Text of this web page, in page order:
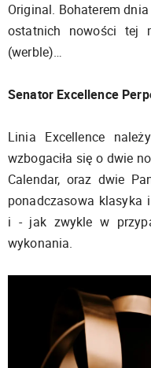
Original. Bohaterem
ostatnich nowości tej
(werble)…
Senator Excellence
Linia Excellence
wzbogaciła się o dwie
Calendar, oraz dwie
ponadczasowa klasyka
i - jak zwykle w
wykonania.